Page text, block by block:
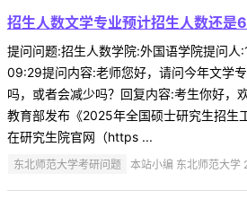
招生人数文学专业预计招生人数还是
提问问题:招生人数学院:外国语学院提问
09:29提问内容:老师您好，请问今年文学
吗，或者会减少吗？回复内容:考生你好，
教育部发布《2025年全国硕士研究生招生
在研究生院官网（https ...
东北师范大学考研问题 本站小编 东北师范大